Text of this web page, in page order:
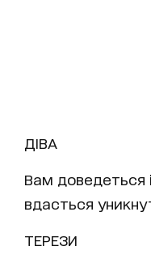
ДІВА
Вам доведеться
вдасться
ТЕРЕЗИ